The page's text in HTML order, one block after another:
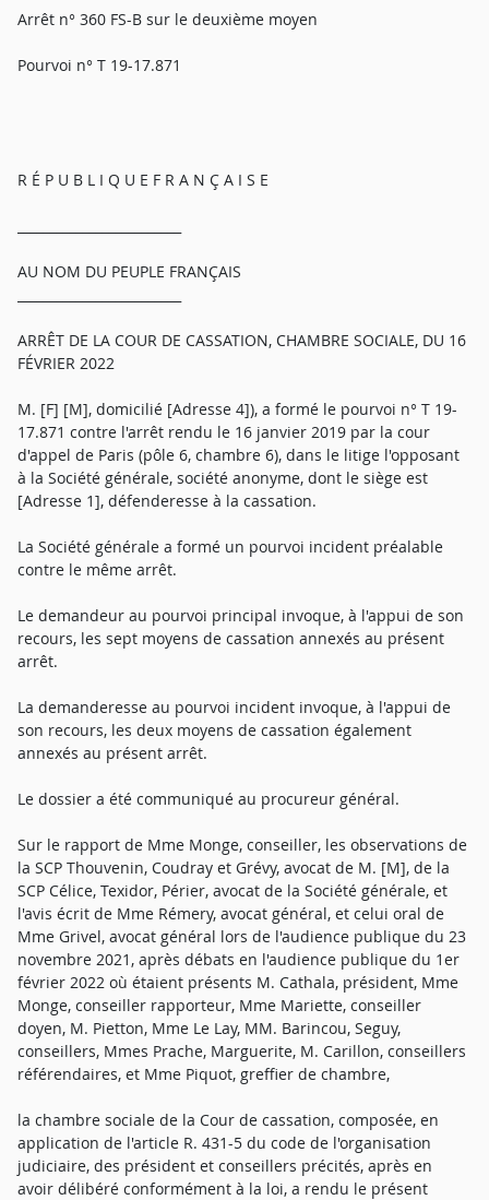
Arrêt n° 360 FS-B sur le deuxième moyen
Pourvoi n° T 19-17.871
R É P U B L I Q U E F R A N Ç A I S E
AU NOM DU PEUPLE FRANÇAIS
ARRÊT DE LA COUR DE CASSATION, CHAMBRE SOCIALE, DU 16
FÉVRIER 2022
M. [F] [M], domicilié [Adresse 4]), a formé le pourvoi n° T 19-
17.871 contre l'arrêt rendu le 16 janvier 2019 par la cour
d'appel de Paris (pôle 6, chambre 6), dans le litige l'opposant
à la Société générale, société anonyme, dont le siège est
[Adresse 1], défenderesse à la cassation.
La Société générale a formé un pourvoi incident préalable
contre le même arrêt.
Le demandeur au pourvoi principal invoque, à l'appui de son
recours, les sept moyens de cassation annexés au présent
arrêt.
La demanderesse au pourvoi incident invoque, à l'appui de
son recours, les deux moyens de cassation également
annexés au présent arrêt.
Le dossier a été communiqué au procureur général.
Sur le rapport de Mme Monge, conseiller, les observations de
la SCP Thouvenin, Coudray et Grévy, avocat de M. [M], de la
SCP Célice, Texidor, Périer, avocat de la Société générale, et
l'avis écrit de Mme Rémery, avocat général, et celui oral de
Mme Grivel, avocat général lors de l'audience publique du 23
novembre 2021, après débats en l'audience publique du 1er
février 2022 où étaient présents M. Cathala, président, Mme
Monge, conseiller rapporteur, Mme Mariette, conseiller
doyen, M. Pietton, Mme Le Lay, MM. Barincou, Seguy,
conseillers, Mmes Prache, Marguerite, M. Carillon, conseillers
référendaires, et Mme Piquot, greffier de chambre,
la chambre sociale de la Cour de cassation, composée, en
application de l'article R. 431-5 du code de l'organisation
judiciaire, des président et conseillers précités, après en
avoir délibéré conformément à la loi, a rendu le présent